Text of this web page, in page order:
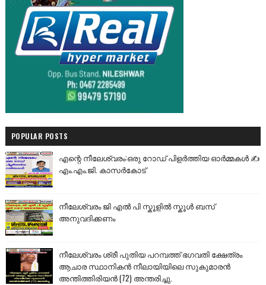
POPULAR POSTS
എന്റെ നീലേശ്വരം:ഒരു റോഡ് പിളർത്തിയ ഓർമ്മകൾ ✍️
എം.എം.ജി. കാസർകോട്
നീലേശ്വരം ജി എൽ പി സ്കൂളിൽ സ്കൂൾ ബസ്
അനുവദിക്കണം
നീലേശ്വരം ശ്രീ പുതിയ പറമ്പത്ത് ഭഗവതി ക്ഷേത്രം
ആചാര സ്ഥാനികൻ നീലായിയിലെ സുകുമാരൻ
അന്തിത്തിരിയൻ (72) അന്തരിച്ചു.